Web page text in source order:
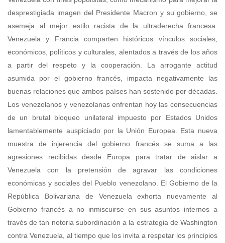
desprestigiada imagen del Presidente Macron y su gobierno, se
asemeja al mejor estilo racista de la ultraderecha francesa.
Venezuela y Francia comparten históricos vínculos sociales,
económicos, políticos y culturales, alentados a través de los años
a partir del respeto y la cooperación. La arrogante actitud
asumida por el gobierno francés, impacta negativamente las
buenas relaciones que ambos países han sostenido por décadas.
Los venezolanos y venezolanas enfrentan hoy las consecuencias
de un brutal bloqueo unilateral impuesto por Estados Unidos
lamentablemente auspiciado por la Unión Europea. Esta nueva
muestra de injerencia del gobierno francés se suma a las
agresiones recibidas desde Europa para tratar de aislar a
Venezuela con la pretensión de agravar las condiciones
económicas y sociales del Pueblo venezolano. El Gobierno de la
República Bolivariana de Venezuela exhorta nuevamente al
Gobierno francés a no inmiscuirse en sus asuntos internos a
través de tan notoria subordinación a la estrategia de Washington
contra Venezuela, al tiempo que los invita a respetar los principios